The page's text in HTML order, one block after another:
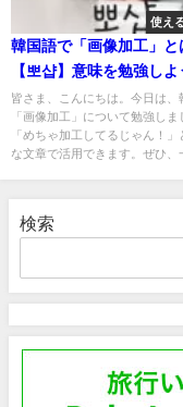
使え
韓国語で「画像加工」と
【뽀샵】意味を勉強しよ
皆さま、こんにちは。今日は、
「画像加工」について勉強しま
「めちゃ加工してるじゃん！」
な文章で活用できます。ぜひ、
検索